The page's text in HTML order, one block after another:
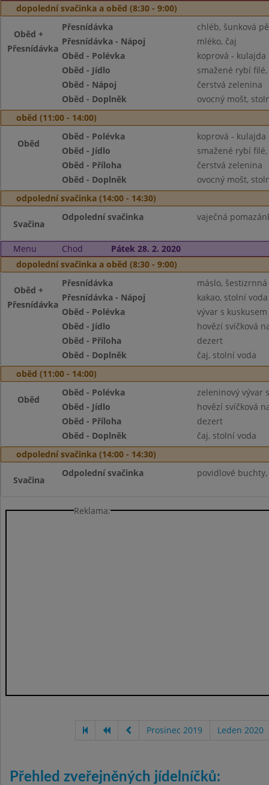
dopolední svačinka a oběd (8:30 - 9:00)
Oběd +
Přesnídávka
Přesnídávka
chléb, šunková
Přesnídávka - Nápoj
mléko, čaj
Oběd - Polévka
koprová - kulajda
Oběd - Jídlo
smažené rybí
Oběd - Nápoj
čerstvá zelenina
Oběd - Doplněk
ovocný mošt,
oběd (11:00 - 14:00)
Oběd
Oběd - Polévka
koprová - kulajda
Oběd - Jídlo
smažené rybí
Oběd - Příloha
čerstvá zelenina
Oběd - Doplněk
ovocný mošt,
odpolední svačinka (14:00 - 14:30)
Svačina
Odpolední svačinka vaječná
Menu Chod
Pátek 28. 2. 2020
dopolední svačinka a oběd (8:30 - 9:00)
Oběd +
Přesnídávka
Přesnídávka
máslo,
Přesnídávka - Nápoj
kakao, stolní voda
Oběd - Polévka
vývar s kuskusem
Oběd - Jídlo
hovězí svíčková
Oběd - Příloha
dezert
Oběd - Doplněk
čaj, stolní voda
oběd (11:00 - 14:00)
Oběd
Oběd - Polévka
zeleninový vývar
Oběd - Jídlo
hovězí svíčková
Oběd - Příloha
dezert
Oběd - Doplněk
čaj, stolní voda
odpolední svačinka (14:00 - 14:30)
Svačina
Odpolední svačinka povidlové buchty,
Reklama:
Prosinec 2019 Leden 2020
Přehled zveřejněných jídelníčků: